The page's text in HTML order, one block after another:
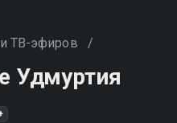
ТВ-эфиров /
Удмуртия